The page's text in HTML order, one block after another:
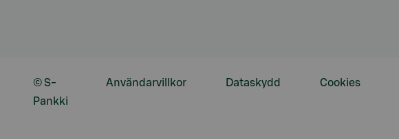
Användarvillkor Dataskydd Cookies
© S-
Pankki